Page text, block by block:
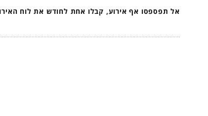
אל תפספסו אף אירוע, קבלו אחת לחודש את לוח